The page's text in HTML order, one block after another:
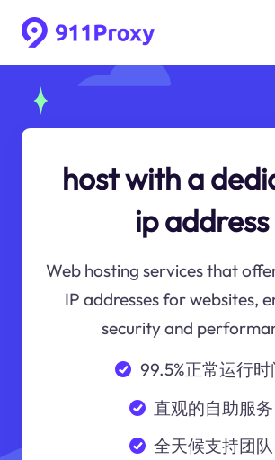
host with a
ip address
Web hosting services that
IP addresses for websites,
security and
99.5%正常运行时
直观的自助服务
全天候支持团队